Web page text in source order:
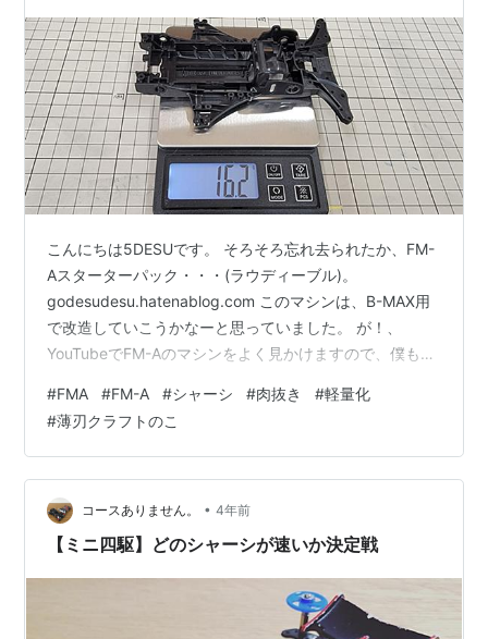
こんにちは5DESUです。 そろそろ忘れ去られたか、FM-
Aスターターパック・・・(ラウディーブル)。
godesudesu.hatenablog.com このマシンは、B-MAX用
で改造していこうかなーと思っていました。 が！、
YouTubeでFM-Aのマシンをよく見かけますので、僕もオ
ルのボディー塗装もノータッチなのに・・・。) まぁ、ミ
ニ四駆あるあるということで・・・。 さて、まずやりた
いことは、軽量化。 以前作ったFM-Aのマシンは安定はし
ていたものの、なんか遅くて、モーターを高回転のもの
にしてもズブい。 で、YouTube見てると…
#FMA #FM-A #シャーシ #肉抜き #軽量化
#薄刃クラフトのこ
コースありません。 • 4年前
【ミニ四駆】どのシャーシが速いか決定戦